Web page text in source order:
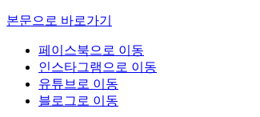
본문으로 바로가기
페이스북으로 이동
인스타그램으로 이동
유튜브로 이동
블로그로 이동